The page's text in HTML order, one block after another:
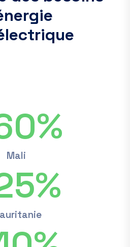
nergie
lectrique
Mali
%
%